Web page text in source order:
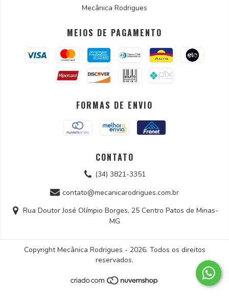
Mecânica Rodrigues
MEIOS DE PAGAMENTO
FORMAS DE ENVIO
CONTATO
(34) 3821-3351
contato@mecanicarodrigues.com.br
Rua Doutor José Olímpio Borges, 25 Centro Patos de Minas-
MG
Copyright Mecânica Rodrigues - 2026. Todos os direitos
reservados.